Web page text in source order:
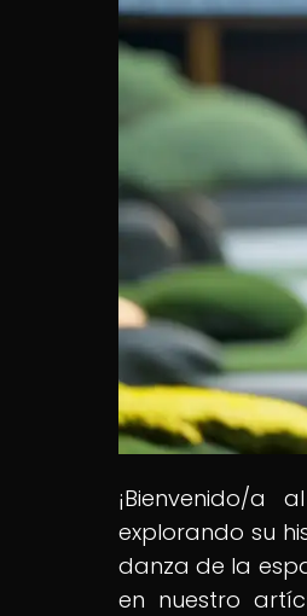
¡Bienvenido/a al
explorando su
danza de la
en nuestro